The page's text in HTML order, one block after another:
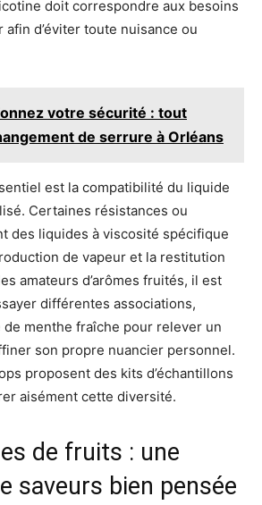
doit correspondre aux besoins
afin d’éviter toute nuisance ou
votre sécurité : tout
de serrure à Orléans
est la compatibilité du liquide
Certaines résistances ou
des liquides à viscosité spécifique
de vapeur et la restitution
amateurs d’arômes fruités, il est
différentes associations,
menthe fraîche pour relever un
son propre nuancier personnel.
proposent des kits d’échantillons
aisément cette diversité.
de fruits : une
saveurs bien pensée